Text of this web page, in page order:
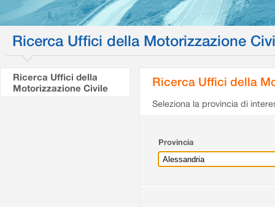
Ricerca Uffici della Motorizzazione
Ricerca Uffici della
Motorizzazione Civile
Ricerca Uffici della
Seleziona la provincia di
Provincia